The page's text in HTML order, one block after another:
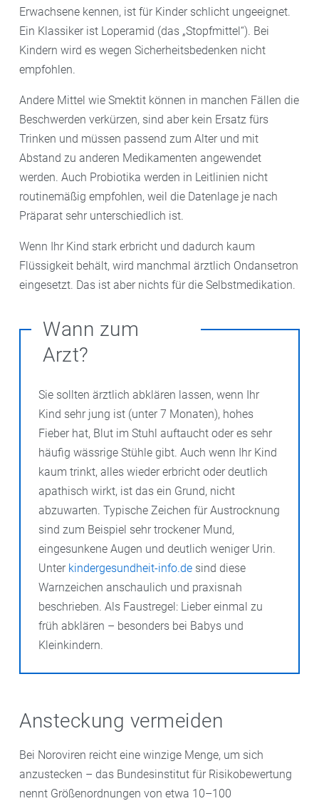
Erwachsene kennen, ist für Kinder schlicht ungeeignet.
Ein Klassiker ist Loperamid (das „Stopfmittel“). Bei
Kindern wird es wegen Sicherheitsbedenken nicht
empfohlen.
Andere Mittel wie Smektit können in manchen Fällen die
Beschwerden verkürzen, sind aber kein Ersatz fürs
Trinken und müssen passend zum Alter und mit
Abstand zu anderen Medikamenten angewendet
werden. Auch Probiotika werden in Leitlinien nicht
routinemäßig empfohlen, weil die Datenlage je nach
Präparat sehr unterschiedlich ist.
Wenn Ihr Kind stark erbricht und dadurch kaum
Flüssigkeit behält, wird manchmal ärztlich Ondansetron
eingesetzt. Das ist aber nichts für die Selbstmedikation.
Wann zum
Arzt?
Sie sollten ärztlich abklären lassen, wenn Ihr
Kind sehr jung ist (unter 7 Monaten), hohes
Fieber hat, Blut im Stuhl auftaucht oder es sehr
häufig wässrige Stühle gibt. Auch wenn Ihr Kind
kaum trinkt, alles wieder erbricht oder deutlich
apathisch wirkt, ist das ein Grund, nicht
abzuwarten. Typische Zeichen für Austrocknung
sind zum Beispiel sehr trockener Mund,
eingesunkene Augen und deutlich weniger Urin.
Unter kindergesundheit-info.de sind diese
Warnzeichen anschaulich und praxisnah
beschrieben. Als Faustregel: Lieber einmal zu
früh abklären – besonders bei Babys und
Kleinkindern.
Ansteckung vermeiden
Bei Noroviren reicht eine winzige Menge, um sich
anzustecken – das Bundesinstitut für Risikobewertung
nennt Größenordnungen von etwa 10–100